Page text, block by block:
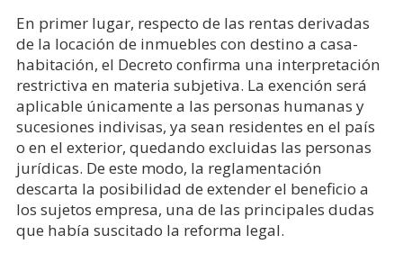
En primer lugar, respecto de las rentas derivadas
de la locación de inmuebles con destino a casa-
habitación, el Decreto confirma una interpretación
restrictiva en materia subjetiva. La exención será
aplicable únicamente a las personas humanas y
sucesiones indivisas, ya sean residentes en el país
o en el exterior, quedando excluidas las personas
jurídicas. De este modo, la reglamentación
descarta la posibilidad de extender el beneficio a
los sujetos empresa, una de las principales dudas
que había suscitado la reforma legal.